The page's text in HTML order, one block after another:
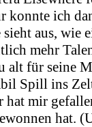
konnte ich
aus, wie
mehr
alt für seine
Spill ins
hat mir
hat.